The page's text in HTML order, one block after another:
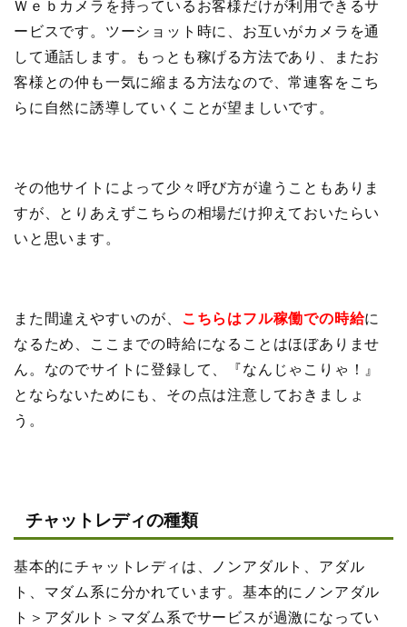
Ｗｅｂカメラを持っているお客様だけが利用できるサ
ービスです。ツーショット時に、お互いがカメラを通
して通話します。もっとも稼げる方法であり、またお
客様との仲も一気に縮まる方法なので、常連客をこち
らに自然に誘導していくことが望ましいです。
その他サイトによって少々呼び方が違うこともありま
すが、とりあえずこちらの相場だけ抑えておいたらい
いと思います。
また間違えやすいのが、 こちらはフル稼働での時給に
なるため、ここまでの時給になることはほぼありませ
ん。なのでサイトに登録して、『なんじゃこりゃ！』
とならないためにも、その点は注意しておきましょ
う。
チャットレディの種類
基本的にチャットレディは、ノンアダルト、アダル
ト、マダム系に分かれています。基本的にノンアダル
ト＞アダルト＞マダム系でサービスが過激になってい